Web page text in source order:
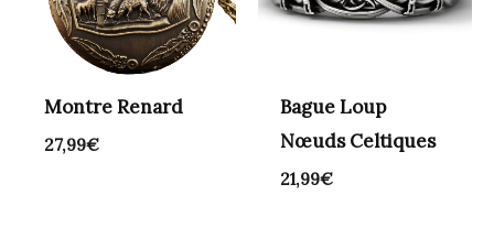
Montre Renard
27,99€
Bague Loup
Nœuds Celtiques
21,99€